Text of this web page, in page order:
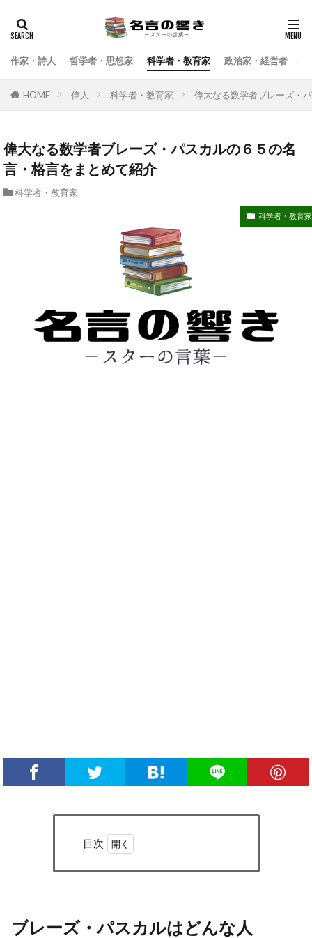
作家・詩人 哲学者・思想家 科学者・教育家 政治家・経営者
HOME 偉人 科学者・教育家 偉大なる数学者ブレーズ・
偉大なる数学者ブレーズ・パスカルの６５の名
言・格言をまとめて紹介
科学者・教育家
科学者・教育家
目次
カル
ブレーズ・パスカルはどんな人
検索